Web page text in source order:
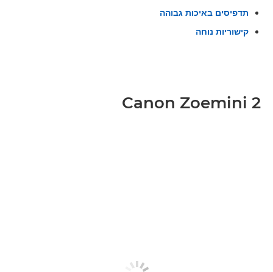
תדפיסים באיכות גבוהה
קישוריות נוחה
Canon Zoemini 2